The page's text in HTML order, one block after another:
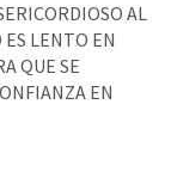
AL
LENTO EN
QUE SE
EN